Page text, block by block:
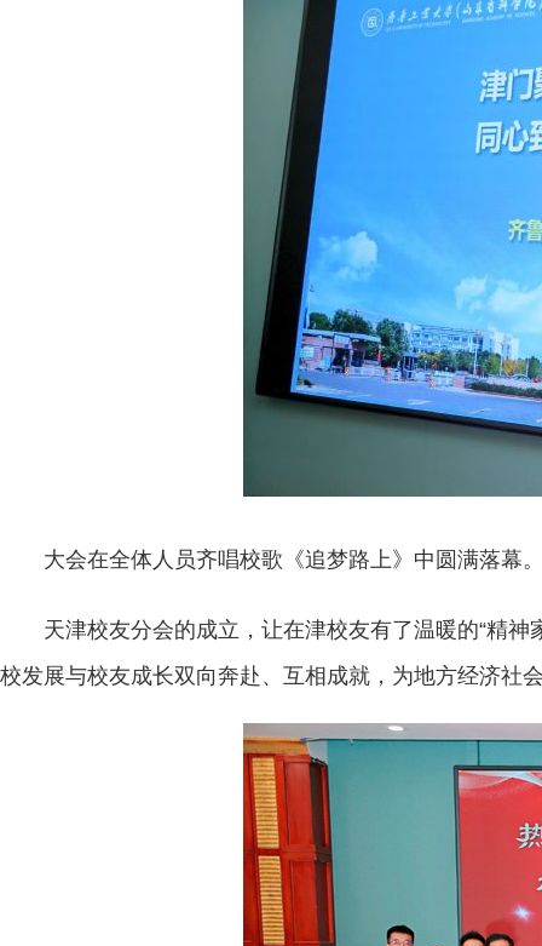
大会在全体人员齐唱校歌《追梦路上》中圆满落幕
天津校友分会的成立，让在津校友有了温暖的“精
校发展与校友成长双向奔赴、互相成就，为地方经济社